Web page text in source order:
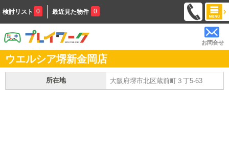
検討リスト 0 最近見た物件 0
お問合せ
ウエルシア堺新金岡店
所在地 大阪府堺市北区蔵前町３丁5-63